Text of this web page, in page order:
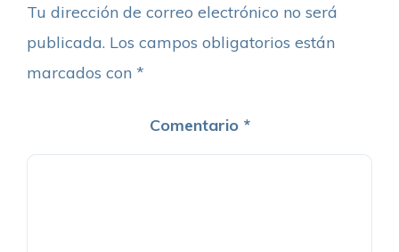
Tu dirección de correo electrónico no será
publicada. Los campos obligatorios están
marcados con *
Comentario *